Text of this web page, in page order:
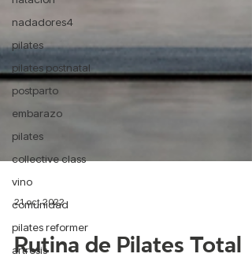
nadadores4
pilates
pilates postnatal
postparto
embarazo
pilates
collective class
vino
comunidad
pilates reformer
artrosis
21 oct 2022